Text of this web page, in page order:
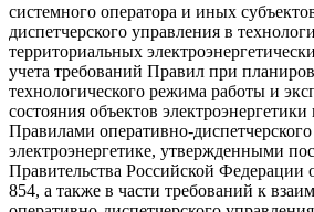
системного оператора и иных
диспетчерского управления в
территориальных
учета требований Правил при
технологического режима работы и
состояния объектов электроэнергетики
Правилами оперативно-
электроэнергетике, утвержденными
Правительства Российской Федерации
854, а также в части требований к